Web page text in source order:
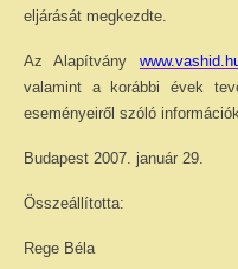
eljárását megkezdte.
Az Alapítvány
valamint a korábbi évek
eseményeiről szóló
Budapest 2007. január 29.
Összeállította:
Rege Béla